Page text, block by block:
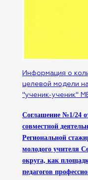
Информация о
целевой модели
"ученик-ученик"
Соглашение №1/24
совместной
Региональной
молодого учителя
округа, как
педагогов